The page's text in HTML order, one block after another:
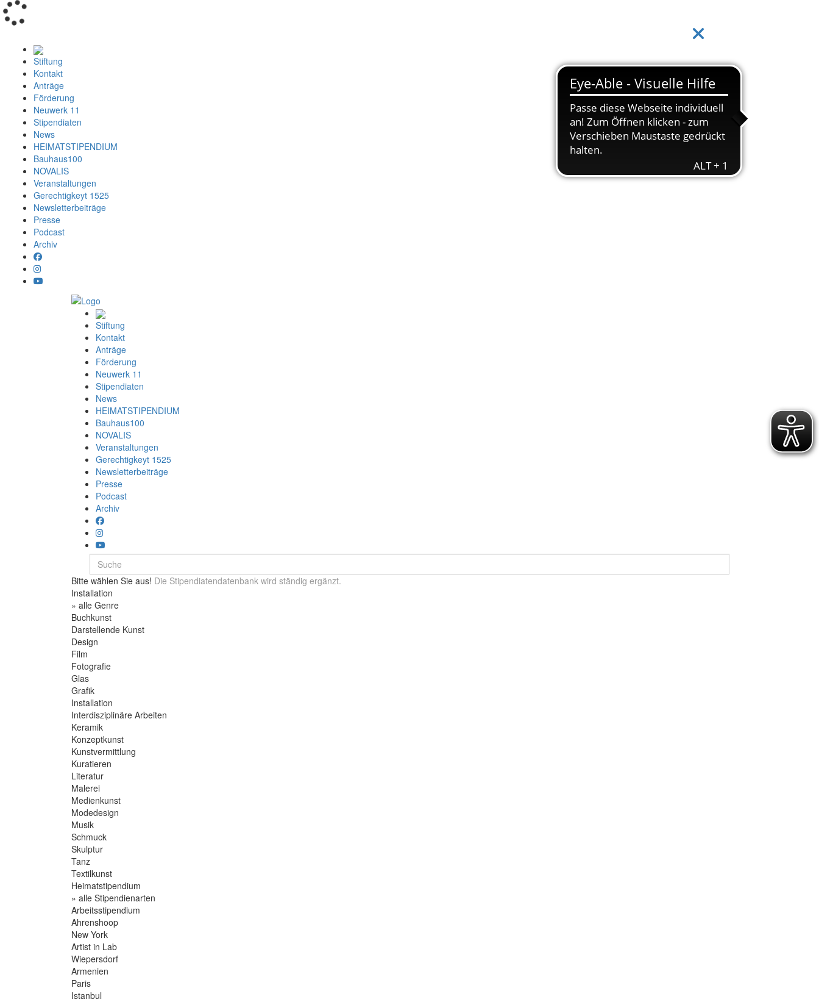
Stiftung
Kontakt
Anträge
Förderung
Neuwerk 11
Stipendiaten
News
HEIMATSTIPENDIUM
Bauhaus100
NOVALIS
Veranstaltungen
Gerechtigkeyt 1525
Newsletterbeiträge
Presse
Podcast
Archiv
Stiftung
Kontakt
Anträge
Förderung
Neuwerk 11
Stipendiaten
News
HEIMATSTIPENDIUM
Bauhaus100
NOVALIS
Veranstaltungen
Gerechtigkeyt 1525
Newsletterbeiträge
Presse
Podcast
Archiv
Bitte wählen Sie aus! Die Stipendiatendatenbank wird ständig ergänzt.
Installation
» alle Genre
Buchkunst
Darstellende Kunst
Design
Film
Fotografie
Glas
Grafik
Installation
Interdisziplinäre Arbeiten
Keramik
Konzeptkunst
Kunstvermittlung
Kuratieren
Literatur
Malerei
Medienkunst
Modedesign
Musik
Schmuck
Skulptur
Tanz
Textilkunst
Heimatstipendium
» alle Stipendienarten
Arbeitsstipendium
Ahrenshoop
New York
Artist in Lab
Wiepersdorf
Armenien
Paris
Istanbul